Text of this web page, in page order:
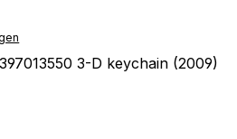
3-D keychain (2009)